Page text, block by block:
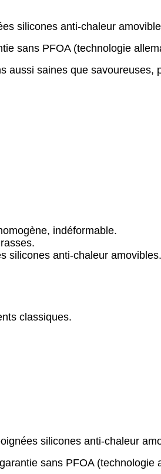
silicones anti-chaleur
sans PFOA (technologie
aussi saines que savoureuses,
indéformable.
silicones anti-chaleur amovibles.
classiques.
silicones anti-chaleur
sans PFOA (technologie